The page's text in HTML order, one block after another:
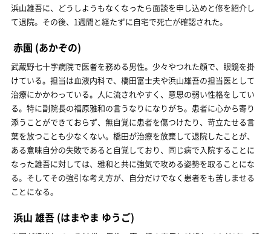
浜山雄吾に、どうしようもなくなったら面談を申し込めと修を紹介し
て退院。その後、1週間と経たずに自宅で死亡が確認された。
赤園 (あかぞの)
武蔵野七十字病院で医者を務める男性。少々やつれた顔で、眼鏡を掛
けている。担当は血液内科で、橋田富士夫や浜山雄吾の担当医として
治療にかかわっている。人に流されやすく、意思の弱い性格をしてい
る。特に副院長の福原雅和の言うなりになりがち。患者に心から寄り
添うことができておらず、無自覚に患者を傷つけたり、苛立たせる言
葉を放つことも少なくない。橋田が治療を放棄して退院したことが、
ある意味自分の失敗であると自覚しており、同じ病で入院することに
なった雄吾に対しては、雅和と共に強気で攻める姿勢を取ることにな
る。そしてその強引な考え方が、自分だけでなく患者をも苦しませる
ことになる。
浜山 雄吾 (はまやま ゆうご)